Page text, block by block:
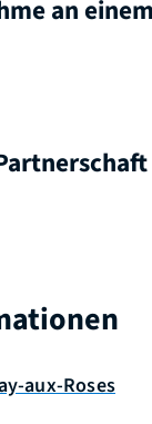
an
aux-Roses